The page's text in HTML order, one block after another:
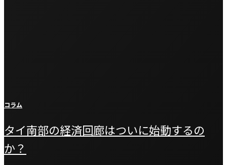
コラム
タイ南部の経済回廊はついに始動するの
か？